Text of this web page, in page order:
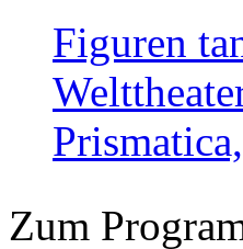
Figuren
Zum